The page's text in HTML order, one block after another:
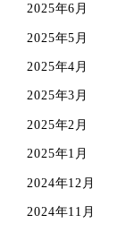
2025年6月
2025年5月
2025年4月
2025年3月
2025年2月
2025年1月
2024年12月
2024年11月